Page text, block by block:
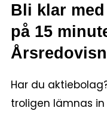
Bli klar
på 15
Har du
troligen lämnas in